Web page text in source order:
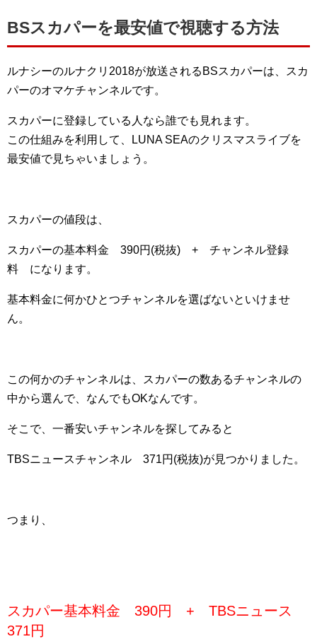
BSスカパーを最安値で視聴する方法
ルナシーのルナクリ2018が放送されるBSスカパーは、スカ
パーのオマケチャンネルです。
スカパーに登録している人なら誰でも見れます。
この仕組みを利用して、LUNA SEAのクリスマスライブを
最安値で見ちゃいましょう。
スカパーの値段は、
スカパーの基本料金 390円(税抜) + チャンネル登録
料 になります。
基本料金に何かひとつチャンネルを選ばないといけませ
ん。
この何かのチャンネルは、スカパーの数あるチャンネルの
中から選んで、なんでもOKなんです。
そこで、一番安いチャンネルを探してみると
TBSニュースチャンネル 371円(税抜)が見つかりました。
つまり、
スカパー基本料金 390円 + TBSニュース
371円